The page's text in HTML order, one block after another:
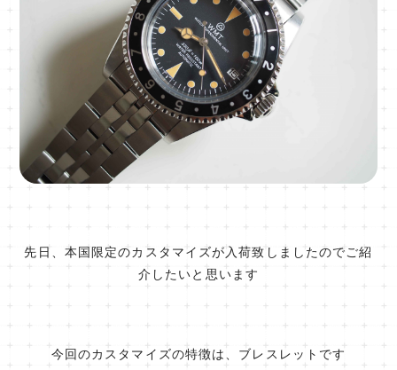
先日、本国限定のカスタマイズが入荷致しましたのでご紹
介したいと思います
今回のカスタマイズの特徴は、ブレスレットです